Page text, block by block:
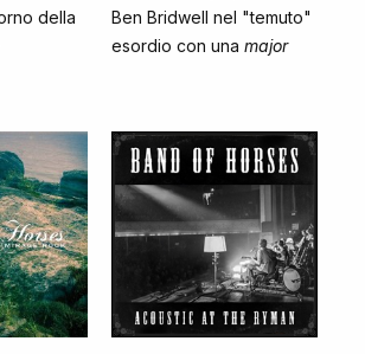
della
Ben Bridwell nel "temuto"
esordio con una major